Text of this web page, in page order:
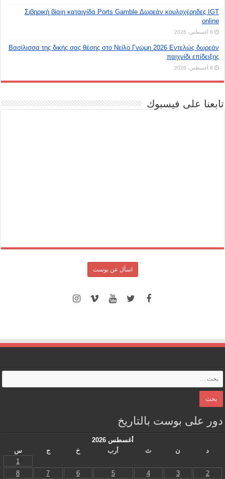
Σιβηρική βίαιη καταιγίδα Ports Gamble Δωρεάν κουλοχέρηδες IGT
online
8 أغسطس، 2026
Βασίλισσα της δικής σας θέσης στο Νείλο Γνώμη 2026 Εντελώς δωρεάν
παιχνίδι επίδειξης
8 أغسطس، 2026
تابعنا على فيسبوك
اسأل عن بوست
دور على بوست بالتاريخ
أغسطس 2026
د
ن ث أرب خ ج
س
1
2
3
4
5
6
7
8